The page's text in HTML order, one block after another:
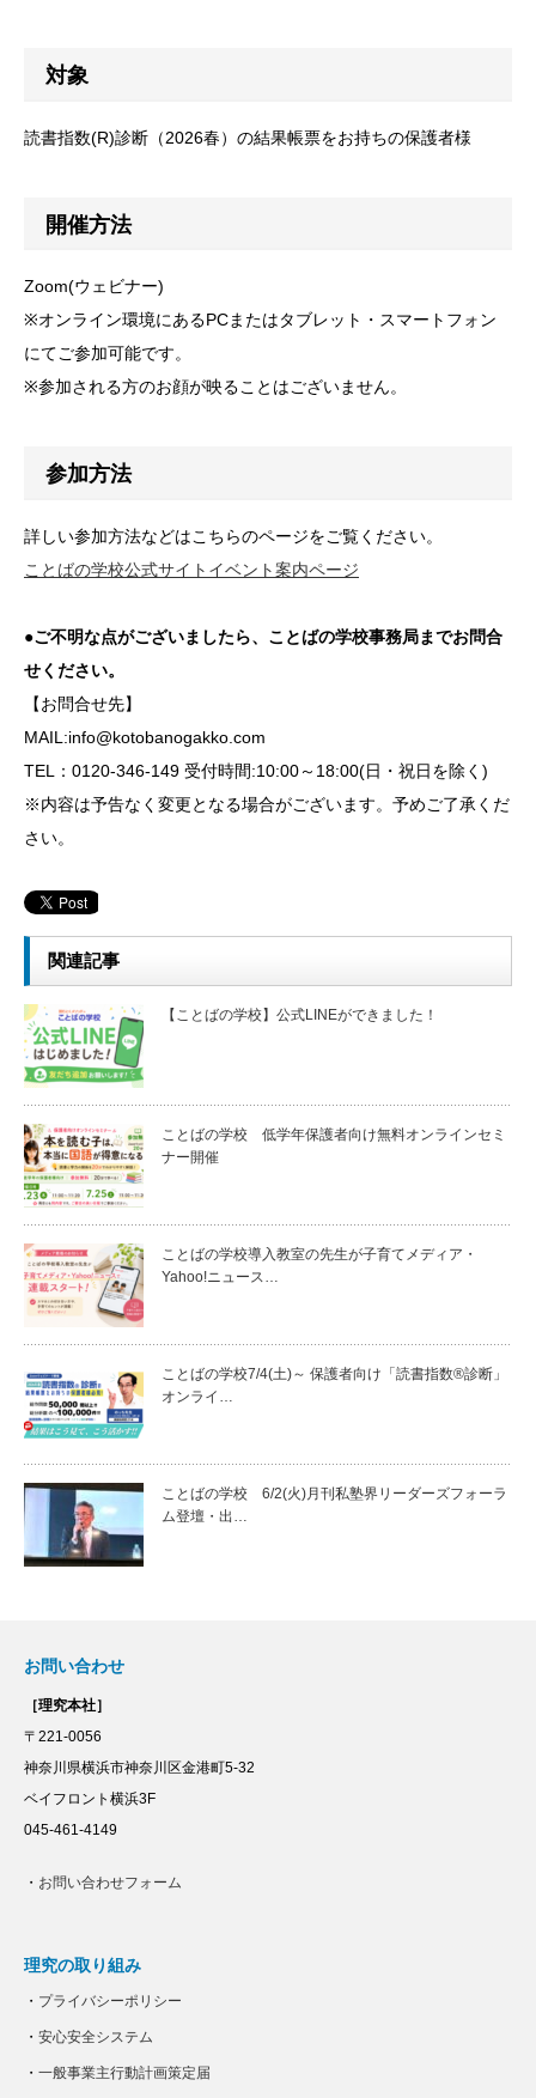
対象
読書指数(R)診断（2026春）の結果帳票をお持ちの保護者様
開催方法
Zoom(ウェビナー)
※オンライン環境にあるPCまたはタブレット・スマートフォン
にてご参加可能です。
※参加される方のお顔が映ることはございません。
参加方法
詳しい参加方法などはこちらのページをご覧ください。
ことばの学校公式サイトイベント案内ページ
●ご不明な点がございましたら、ことばの学校事務局までお問合
せください。
【お問合せ先】
MAIL:info@kotobanogakko.com
TEL：0120-346-149 受付時間:10:00～18:00(日・祝日を除く)
※内容は予告なく変更となる場合がございます。予めご了承くだ
さい。
関連記事
【ことばの学校】公式LINEができました！
ことばの学校 低学年保護者向け無料オンラインセミ
ナー開催
ことばの学校導入教室の先生が子育てメディア・
Yahoo!ニュース…
ことばの学校7/4(土)～ 保護者向け「読書指数®診断」
オンライ…
ことばの学校 6/2(火)月刊私塾界リーダーズフォーラ
ム登壇・出…
お問い合わせ
［理究本社］
〒221-0056
神奈川県横浜市神奈川区金港町5-32
ベイフロント横浜3F
045-461-4149
・ お問い合わせフォーム
理究の取り組み
・ プライバシーポリシー
・ 安心安全システム
・ 一般事業主行動計画策定届